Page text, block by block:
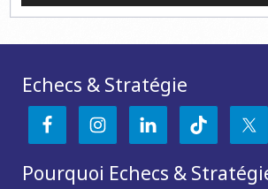
Echecs & Stratégie
Pourquoi Echecs &